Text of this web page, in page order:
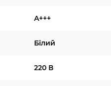
A+++
Білий
220 В